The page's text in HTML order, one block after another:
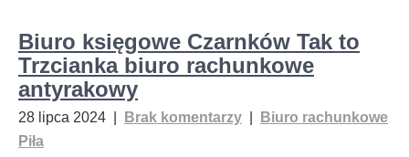
Biuro księgowe Czarnków Tak to
Trzcianka biuro rachunkowe
antyrakowy
28 lipca 2024 Brak komentarzy
Biuro rachunkowe
Piła